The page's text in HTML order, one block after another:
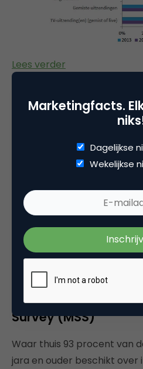
Lees verder
Big data en online
De hoeveelheid
neemt steeds sneller toe.
zowel personen als
dankzij de technische
data steeds sneller
marketing beter te
route van de klant in kaart
Lees verder
Rapportage 2013
Survey (MSS)
Waar thuis 93 procent van
jara en ouder beschikt over
Marketingfacts.
Dagelijkse
Wekelijkse